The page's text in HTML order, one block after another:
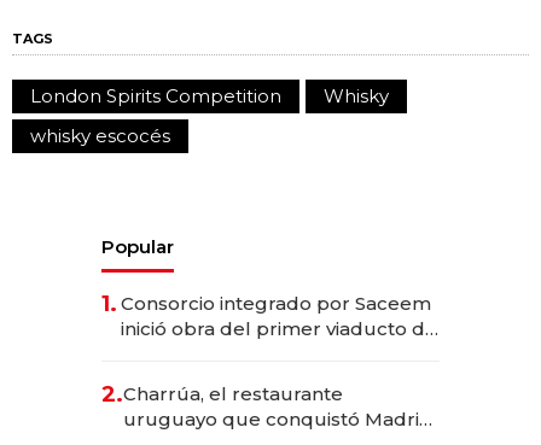
TAGS
London Spirits Competition
Whisky
whisky escocés
Popular
1. Consorcio integrado por Saceem
inició obra del primer viaducto de
millones
2.Charrúa, el restaurante
uruguayo que conquistó Madrid: